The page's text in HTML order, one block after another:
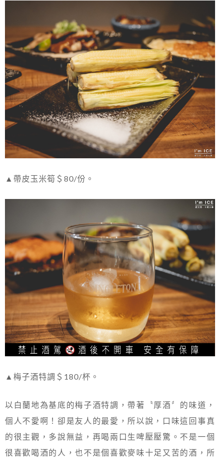
▲帶皮玉米筍＄80/份。
▲梅子酒特調＄180/杯。
以白蘭地為基底的梅子酒特調，帶著〝厚酒〞的味道，
個人不愛啊！卻是友人的最愛，所以說，口味這回事真
的很主觀，多說無益，再喝兩口生啤壓壓驚。不是一個
很喜歡喝酒的人，也不是個喜歡麥味十足又苦的酒，所